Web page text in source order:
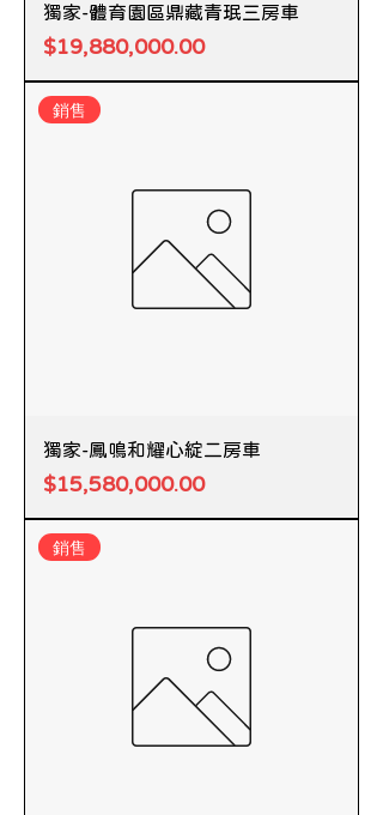
獨家-體育園區鼎藏青珉三房車
價格
$19,880,000.00
銷售
獨家-鳳鳴和耀心綻二房車
價格
$15,580,000.00
銷售